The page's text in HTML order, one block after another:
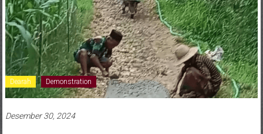
Dearah Demonstration
Desember 30, 2024